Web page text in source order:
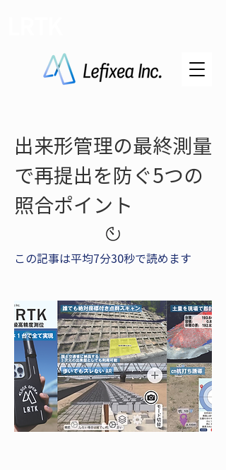
出来形管理の最終測量
で再提出を防ぐ5つの
照合ポイント
この記事は平均7分30秒で読めます